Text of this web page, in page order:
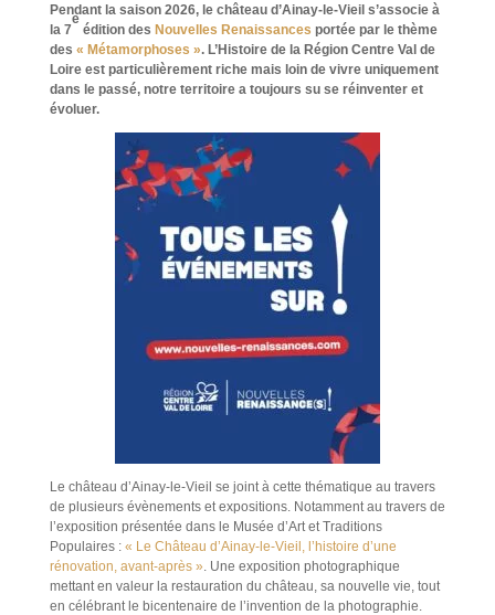
Pendant la saison 2026, le château d’Ainay-le-Vieil s’associe à
la 7
e
édition des Nouvelles Renaissances portée par le thème
des « Métamorphoses ». L’Histoire de la Région Centre Val de
Loire est particulièrement riche mais loin de vivre uniquement
dans le passé, notre territoire a toujours su se réinventer et
évoluer.
Le château d’Ainay-le-Vieil se joint à cette thématique au travers
de plusieurs évènements et expositions. Notamment au travers de
l’exposition présentée dans le Musée d’Art et Traditions
Populaires : « Le Château d’Ainay-le-Vieil, l’histoire d’une
rénovation, avant-après » . Une exposition photographique
mettant en valeur la restauration du château, sa nouvelle vie, tout
en célébrant le bicentenaire de l’invention de la photographie.